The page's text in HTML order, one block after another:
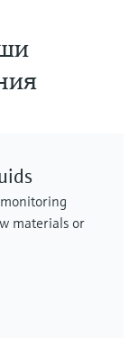
materials or